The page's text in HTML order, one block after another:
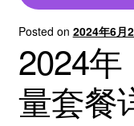
Posted on 2024年6月
2024
量套餐